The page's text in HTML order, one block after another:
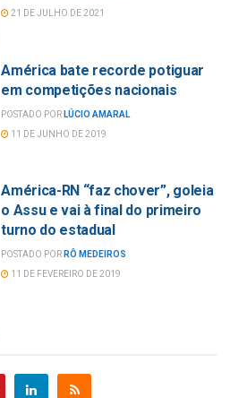
21 DE JULHO DE 2021
América bate recorde potiguar
em competições nacionais
POSTADO POR LÚCIO AMARAL
11 DE JUNHO DE 2019
América-RN “faz chover”, goleia
o Assu e vai à final do primeiro
turno do estadual
POSTADO POR RÔ MEDEIROS
11 DE FEVEREIRO DE 2019